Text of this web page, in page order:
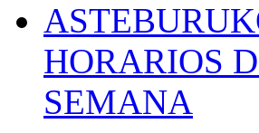
HORARIOS
SEMANA